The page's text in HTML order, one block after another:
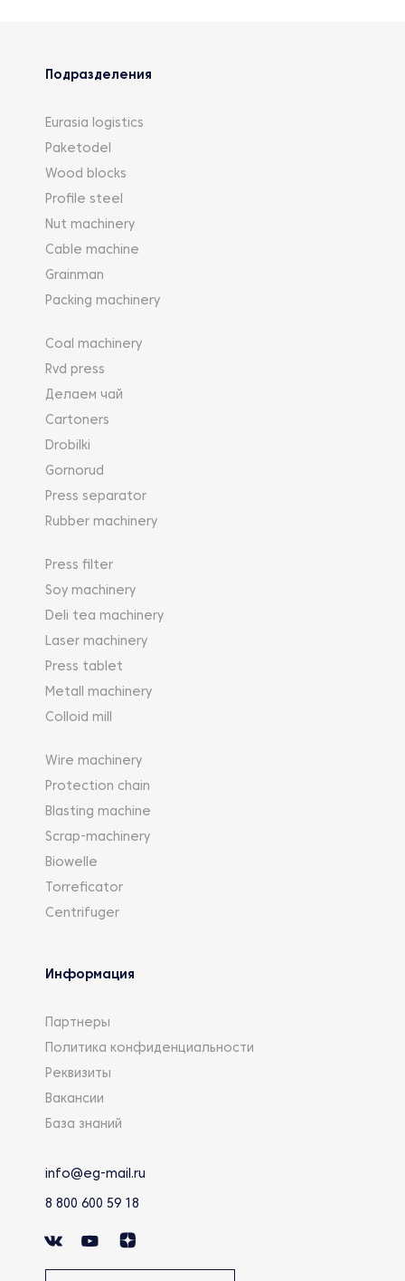
Подразделения
Eurasia logistics
Paketodel
Wood blocks
Profile steel
Nut machinery
Cable machine
Grainman
Packing machinery
Coal machinery
Rvd press
Делаем чай
Cartoners
Drobilki
Gornorud
Press separator
Rubber machinery
Press filter
Soy machinery
Deli tea machinery
Laser machinery
Press tablet
Metall machinery
Colloid mill
Wire machinery
Protection chain
Blasting machine
Scrap-machinery
Biowelle
Torreficator
Centrifuger
Информация
Партнеры
Политика конфиденциальности
Реквизиты
Вакансии
База знаний
info@eg-mail.ru
8 800 600 59 18